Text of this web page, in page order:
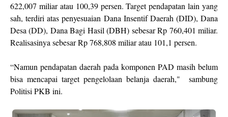
622,007 miliar atau 100,39 persen. Target pendapatan lain yang
sah, terdiri atas penyesuaian Dana Insentif Daerah (DID), Dana
Desa (DD), Dana Bagi Hasil (DBH) sebesar Rp 760,401 miliar.
Realisasinya sebesar Rp 768,808 miliar atau 101,1 persen.
“Namun pendapatan daerah pada komponen PAD masih belum
bisa mencapai target pengelolaan belanja daerah," sambung
Politisi PKB ini.